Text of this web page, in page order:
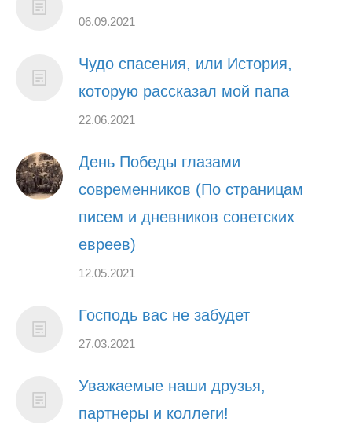
06.09.2021
Чудо спасения, или История,
которую рассказал мой папа
22.06.2021
День Победы глазами
современников (По страницам
писем и дневников советских
евреев)
12.05.2021
Господь вас не забудет
27.03.2021
Уважаемые наши друзья,
партнеры и коллеги!